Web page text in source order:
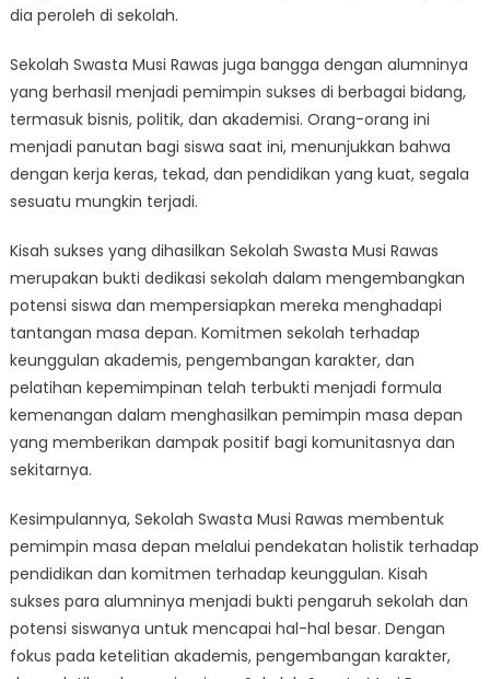
dia peroleh di sekolah.
Sekolah Swasta Musi Rawas juga bangga dengan alumninya
yang berhasil menjadi pemimpin sukses di berbagai bidang,
termasuk bisnis, politik, dan akademisi. Orang-orang ini
menjadi panutan bagi siswa saat ini, menunjukkan bahwa
dengan kerja keras, tekad, dan pendidikan yang kuat, segala
sesuatu mungkin terjadi.
Kisah sukses yang dihasilkan Sekolah Swasta Musi Rawas
merupakan bukti dedikasi sekolah dalam mengembangkan
potensi siswa dan mempersiapkan mereka menghadapi
tantangan masa depan. Komitmen sekolah terhadap
keunggulan akademis, pengembangan karakter, dan
pelatihan kepemimpinan telah terbukti menjadi formula
kemenangan dalam menghasilkan pemimpin masa depan
yang memberikan dampak positif bagi komunitasnya dan
sekitarnya.
Kesimpulannya, Sekolah Swasta Musi Rawas membentuk
pemimpin masa depan melalui pendekatan holistik terhadap
pendidikan dan komitmen terhadap keunggulan. Kisah
sukses para alumninya menjadi bukti pengaruh sekolah dan
potensi siswanya untuk mencapai hal-hal besar. Dengan
fokus pada ketelitian akademis, pengembangan karakter,